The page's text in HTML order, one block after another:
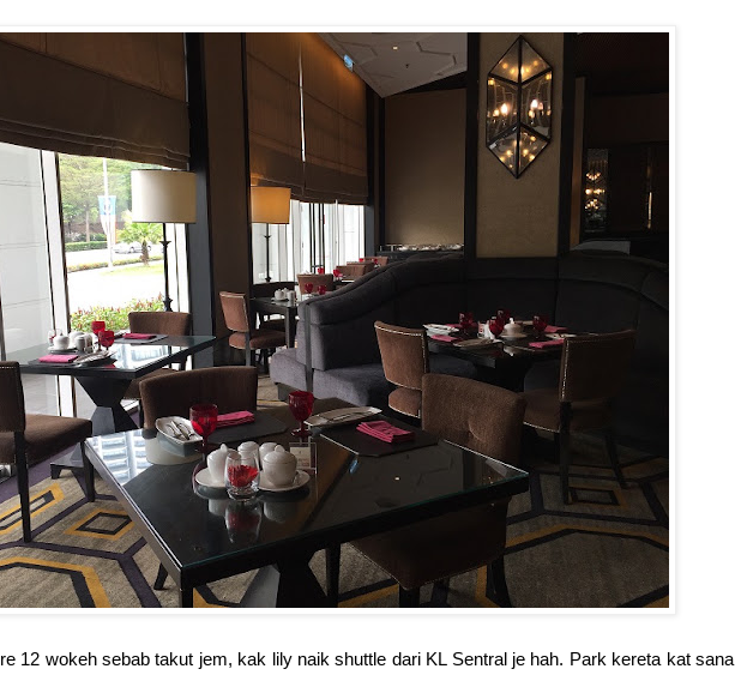
12 wokeh sebab takut jem, kak lily naik shuttle dari KL Sentral je hah. Park kereta kat sana